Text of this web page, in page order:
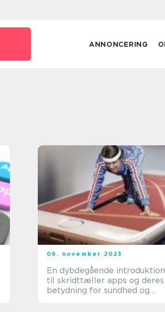
ANNONCERING
06. november 2023
En dybdegående introduktion
til skridttæller apps og deres
betydning for sundhed og